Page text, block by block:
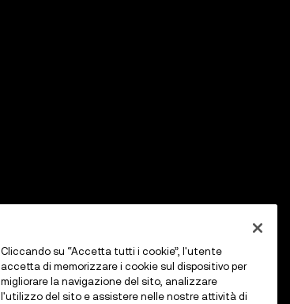
Cliccando su “Accetta tutti i cookie”, l'utente
accetta di memorizzare i cookie sul dispositivo per
migliorare la navigazione del sito, analizzare
l'utilizzo del sito e assistere nelle nostre attività di